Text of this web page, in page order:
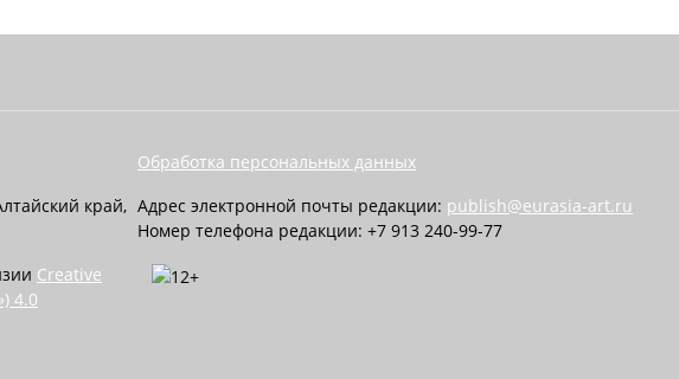
край,
Creative
4.0
Обработка персональных данных
Адрес электронной почты редакции: publish@eurasia-art.ru
Номер телефона редакции: +7 913 240-99-77